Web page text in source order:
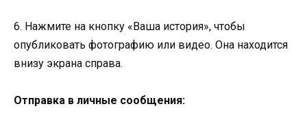
6. Нажмите на кнопку «Ваша история», чтобы
опубликовать фотографию или видео. Она находится
внизу экрана справа.
Отправка в личные сообщения: